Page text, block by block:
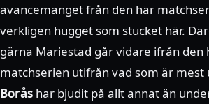
avancemanget från den här
verkligen hugget som stucket här.
gärna Mariestad går vidare ifrån den
matchserien utifrån vad som är mest
Borås har bjudit på allt annat än